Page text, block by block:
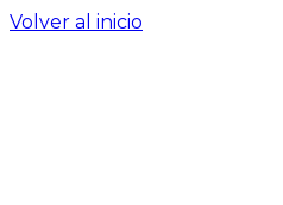
Volver al inicio